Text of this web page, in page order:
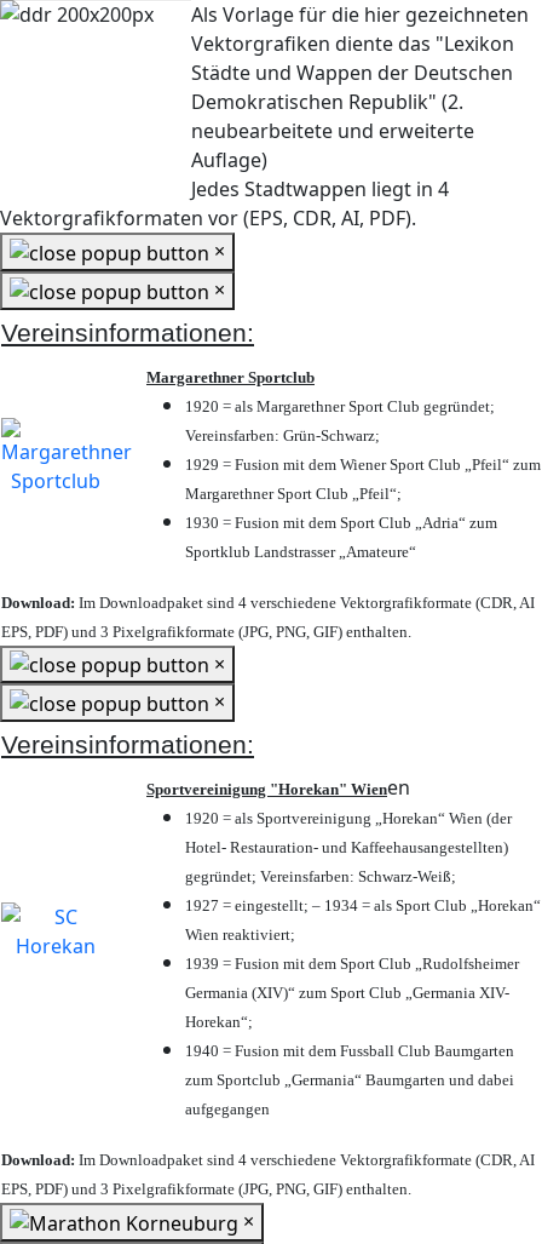
Als Vorlage für die hier gezeichneten
Vektorgrafiken diente das "Lexikon
Städte und Wappen der Deutschen
Demokratischen Republik" (2.
neubearbeitete und erweiterte
Auflage)
Jedes Stadtwappen liegt in 4
Vektorgrafikformaten vor (EPS, CDR, AI, PDF).
×
×
Vereinsinformationen:
Margarethner Sportclub
1920 = als Margarethner Sport Club gegründet;
Vereinsfarben: Grün-Schwarz;
1929 = Fusion mit dem Wiener Sport Club „Pfeil“ zum
Margarethner Sport Club „Pfeil“;
1930 = Fusion mit dem Sport Club „Adria“ zum
Sportklub Landstrasser „Amateure“
Download: Im Downloadpaket sind 4 verschiedene Vektorgrafikformate (CDR, AI
EPS, PDF) und 3 Pixelgrafikformate (JPG, PNG, GIF) enthalten.
×
×
Vereinsinformationen:
Sportvereinigung "Horekan" Wienen
1920 = als Sportvereinigung „Horekan“ Wien (der
Hotel- Restauration- und Kaffeehausangestellten)
gegründet; Vereinsfarben: Schwarz-Weiß;
1927 = eingestellt; – 1934 = als Sport Club „Horekan“
Wien reaktiviert;
1939 = Fusion mit dem Sport Club „Rudolfsheimer
Germania (XIV)“ zum Sport Club „Germania XIV-
Horekan“;
1940 = Fusion mit dem Fussball Club Baumgarten
zum Sportclub „Germania“ Baumgarten und dabei
aufgegangen
Download: Im Downloadpaket sind 4 verschiedene Vektorgrafikformate (CDR, AI
EPS, PDF) und 3 Pixelgrafikformate (JPG, PNG, GIF) enthalten.
×